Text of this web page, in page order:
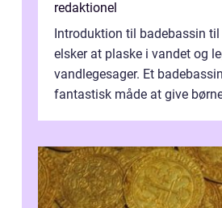
redaktionel
Introduktion til badebassin til
elsker at plaske i vandet og
vandlegesager. Et
fantastisk måde at give